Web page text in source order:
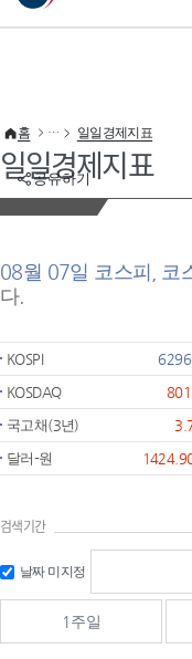
이 누리집은 대한민국 공식 전자
공유하기
홈 일일경제지표
일일경제지표
08월 07일 코스피, 코
다.
KOSPI
KOSDAQ
국고채(3년)
달러-원
검색기간
날짜 미지정
1주일